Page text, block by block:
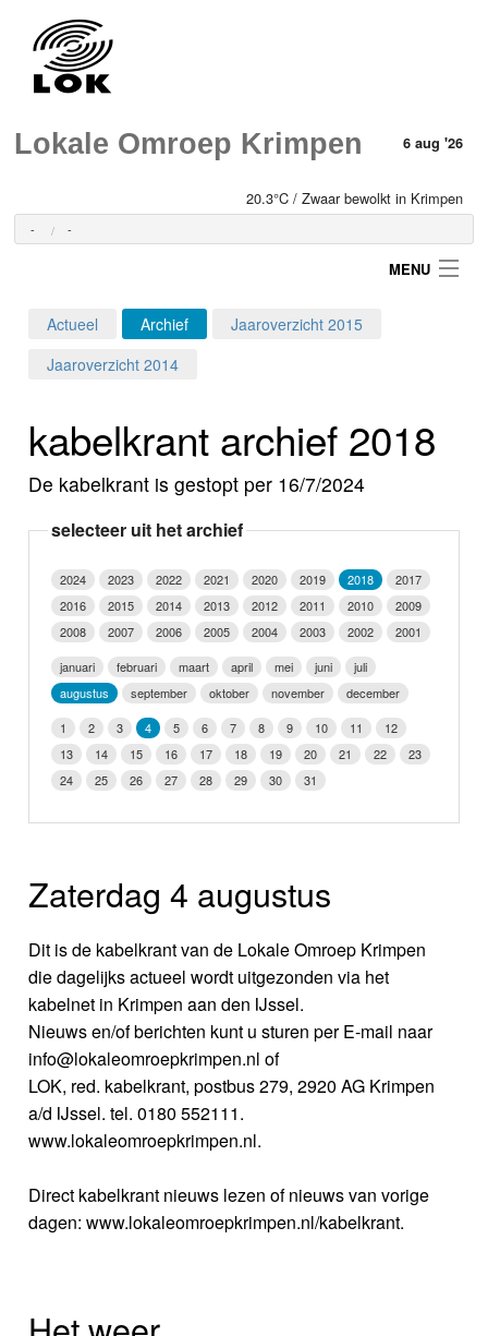
Lokale Omroep Krimpen 6 aug '26
20.3°C / Zwaar bewolkt in Krimpen
- -
MENU
Programma's
Video
Webcam
Info
Actueel Archief
Jaaroverzicht 2015
Jaaroverzicht 2014
kabelkrant archief 2018
De kabelkrant is gestopt per 16/7/2024
selecteer uit het archief
2024 2023 2022 2021 2020 2019 2018
2017
2016
2015 2014 2013 2012 2011 2010
2009
2008
2007 2006 2005 2004 2003 2002
2001
januari
februari maart april mei juni
juli
augustus
september oktober november
december
1
2 3 4 5 6 7 8 9 10 11
12
13
14 15 16 17 18 19 20 21 22
23
24
25 26 27 28 29 30 31
Zaterdag 4 augustus
Dit is de kabelkrant van de Lokale Omroep Krimpen
die dagelijks actueel wordt uitgezonden via het
kabelnet in Krimpen aan den IJssel.
Nieuws en/of berichten kunt u sturen per E-mail naar
info@lokaleomroepkrimpen.nl of
LOK, red. kabelkrant, postbus 279, 2920 AG Krimpen
a/d IJssel. tel. 0180 552111.
www.lokaleomroepkrimpen.nl.
Direct kabelkrant nieuws lezen of nieuws van vorige
dagen: www.lokaleomroepkrimpen.nl/kabelkrant.